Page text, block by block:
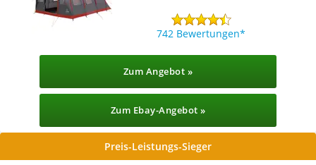
742 Bewertungen
Zum Angebot »
Zum Ebay-Angebot »
Preis-Leistungs-Sieger